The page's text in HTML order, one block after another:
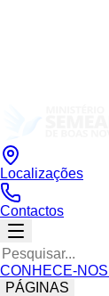
Localizações
Contactos
CONHECE-NOS
PÁGINAS